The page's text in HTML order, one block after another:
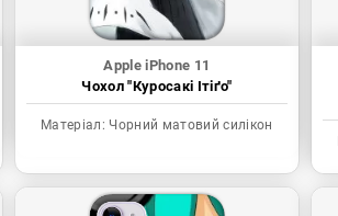
Apple iPhone 11
Чохол "Куросакі Ітіґо"
Матеріал: Чорний матовий силікон